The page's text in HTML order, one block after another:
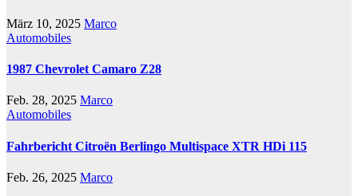
März 10, 2025 Marco
Automobiles
1987 Chevrolet Camaro Z28
Feb. 28, 2025 Marco
Automobiles
Fahrbericht Citroën Berlingo Multispace XTR HDi 115
Feb. 26, 2025 Marco